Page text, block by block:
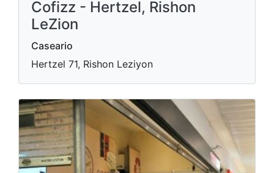
Cofizz - Hertzel, Rishon
LeZion
Caseario
Hertzel 71, Rishon Leziyon